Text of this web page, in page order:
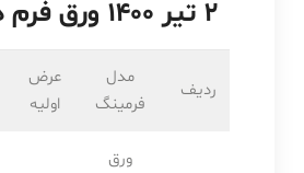
۲ تیر ۱۴۰۰ ورق فرم داده شده
ردیف
مدل
فرمینگ
عرض
اولیه
ورق